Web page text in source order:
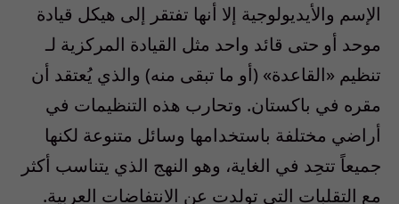
الإسم والأيديولوجية إلا أنها تفتقر إلى هيكل قيادة
موحد أو حتى قائد واحد مثل القيادة المركزية لـ
تنظيم «القاعدة» (أو ما تبقى منه) والذي يُعتقد أن
مقره في باكستان. وتحارب هذه التنظيمات في
أراضي مختلفة باستخدامها وسائل متنوعة لكنها
جميعاً تتحِد في الغاية، وهو النهج الذي يتناسب أكثر
مع التقلبات التي تولدت عن الانتفاضات العربية.